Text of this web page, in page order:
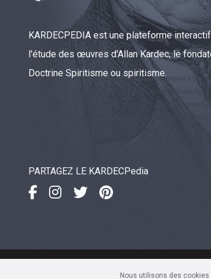
KARDECPEDIA est une plateforme
l'étude des œuvres d'Allan Kardec, le
Doctrine Spiritisme ou spiritisme.
PARTAGEZ LE KARDECPedia
Nous utilisons des